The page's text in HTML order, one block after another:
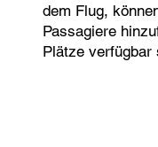
dem Flug,
Passagiere
Plätze verfügbar